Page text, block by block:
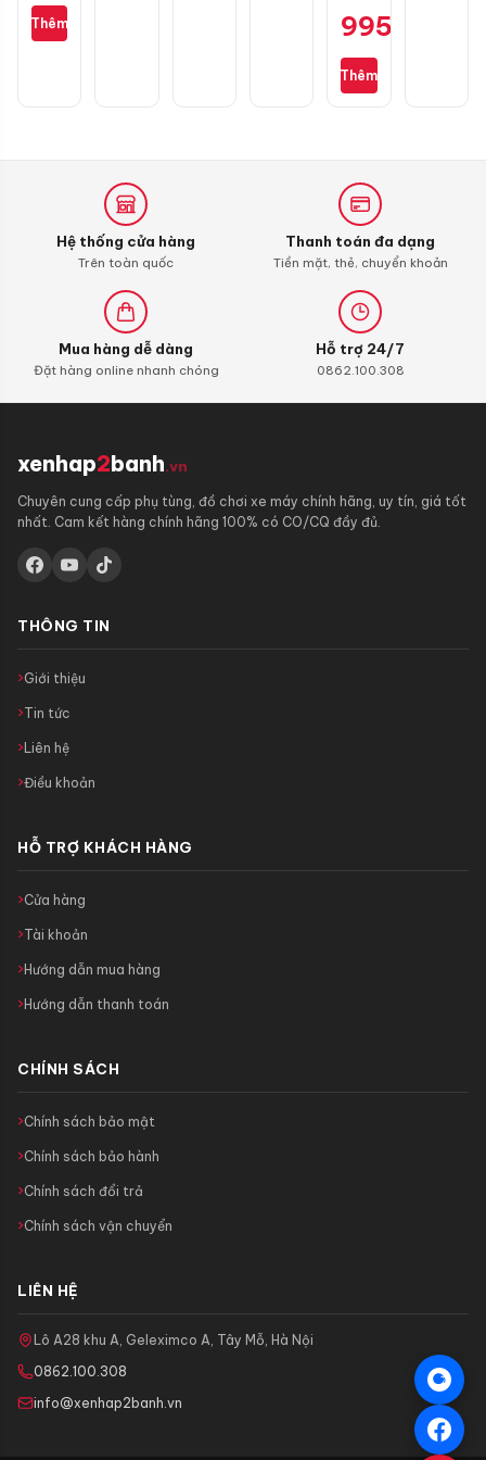
cho
Honda
Thêm
mini
M3325
không
995.000
Thêm
Hệ thống cửa hàng
Trên toàn quốc
Thanh toán đa dạng
Tiền mặt, thẻ, chuyển khoản
Mua hàng dễ dàng
Đặt hàng online nhanh chóng
Hỗ trợ 24/7
0862.100.308
xenhap2banh.vn
Chuyên cung cấp phụ tùng, đồ chơi xe máy chính hãng, uy tín, giá tốt
nhất. Cam kết hàng chính hãng 100% có CO/CQ đầy đủ.
THÔNG TIN
Giới thiệu
Tin tức
Liên hệ
Điều khoản
HỖ TRỢ KHÁCH HÀNG
Cửa hàng
Tài khoản
Hướng dẫn mua hàng
Hướng dẫn thanh toán
CHÍNH SÁCH
Chính sách bảo mật
Chính sách bảo hành
Chính sách đổi trả
Chính sách vận chuyển
LIÊN HỆ
Lô A28 khu A, Geleximco A, Tây Mỗ, Hà Nội
0862.100.308
info@xenhap2banh.vn